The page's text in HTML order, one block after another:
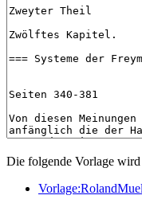
Die folgende Vorlage